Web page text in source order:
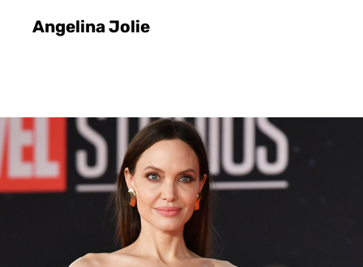
Angelina Jolie